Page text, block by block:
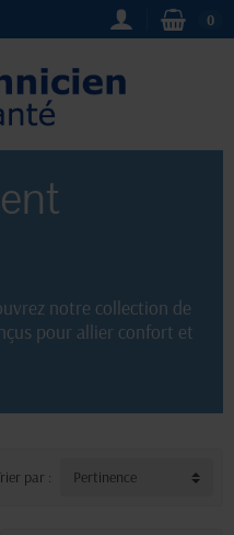
0
notre collection de
pour allier confort et
en matière de lingerie
par : Pertinence